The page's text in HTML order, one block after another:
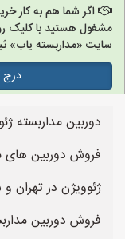
اگر شما هم به کار
مشغول هستید با کلیک
سایت «مداربسته یاب»
درج
دوربین مداربسته
فروش دوربین های
ژئوویژن در تهران
فروش دوربین